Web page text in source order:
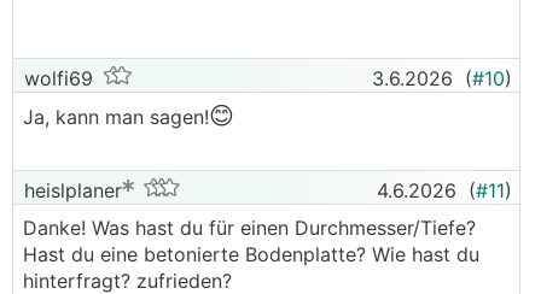
wolfi69 3.6.2026 (#10)
Ja, kann man sagen!😊
heislplaner 4.6.2026 (#11)
Danke! Was hast du für einen Durchmesser/Tiefe?
Hast du eine betonierte Bodenplatte? Wie hast du
hinterfragt? zufrieden?